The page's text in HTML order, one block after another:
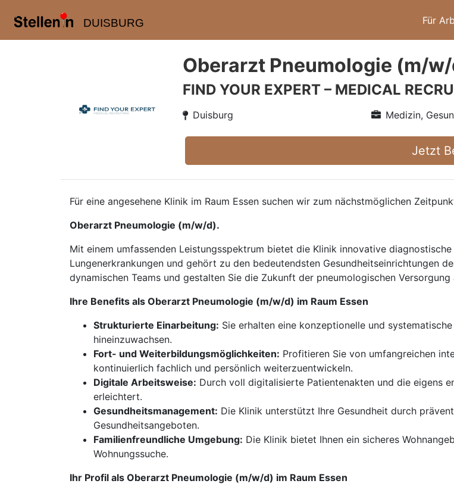
DUISBURG Für
Oberarzt Pneumologie (m/
FIND YOUR EXPERT – MEDICAL
Duisburg Medizin,
Jetzt
Für eine angesehene Klinik im Raum Essen suchen wir zum nächstmöglichen
Oberarzt Pneumologie (m/w/d).
Mit einem umfassenden Leistungsspektrum bietet die Klinik innovative
Lungenerkrankungen und gehört zu den bedeutendsten Gesundheitseinrichtungen
dynamischen Teams und gestalten Sie die Zukunft der pneumologischen
Ihre Benefits als Oberarzt Pneumologie (m/w/d) im Raum Essen
Strukturierte Einarbeitung: Sie erhalten eine konzeptionelle und
hineinzuwachsen.
Fort- und Weiterbildungsmöglichkeiten: Profitieren Sie von umfangreichen
kontinuierlich fachlich und persönlich weiterzuentwickeln.
Digitale Arbeitsweise: Durch voll digitalisierte Patientenakten und die eigens
erleichtert.
Gesundheitsmanagement: Die Klinik unterstützt Ihre Gesundheit durch
Gesundheitsangeboten.
Familienfreundliche Umgebung: Die Klinik bietet Ihnen ein sicheres
Wohnungssuche.
Ihr Profil als Oberarzt Pneumologie (m/w/d) im Raum Essen